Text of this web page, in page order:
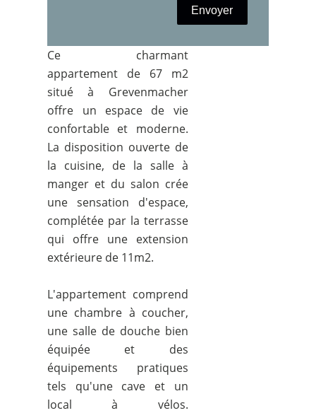
Envoyer
Ce charmant
appartement de 67 m2
situé à Grevenmacher
offre un espace de vie
confortable et moderne.
La disposition ouverte de
la cuisine, de la salle à
manger et du salon crée
une sensation d'espace,
complétée par la terrasse
qui offre une extension
extérieure de 11m2.
L'appartement comprend
une chambre à coucher,
une salle de douche bien
équipée et des
équipements pratiques
tels qu'une cave et un
local à vélos.